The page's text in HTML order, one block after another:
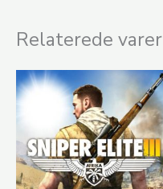
Relaterede varer